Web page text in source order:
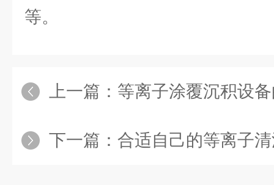
等。
上一篇： 等离子涂覆沉积设
下一篇： 合适自己的等离子